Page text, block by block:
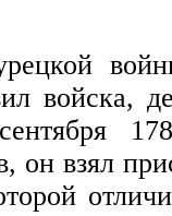
войска,
он взял